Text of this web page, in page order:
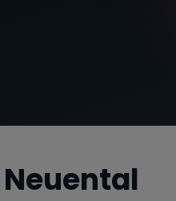
Neuental